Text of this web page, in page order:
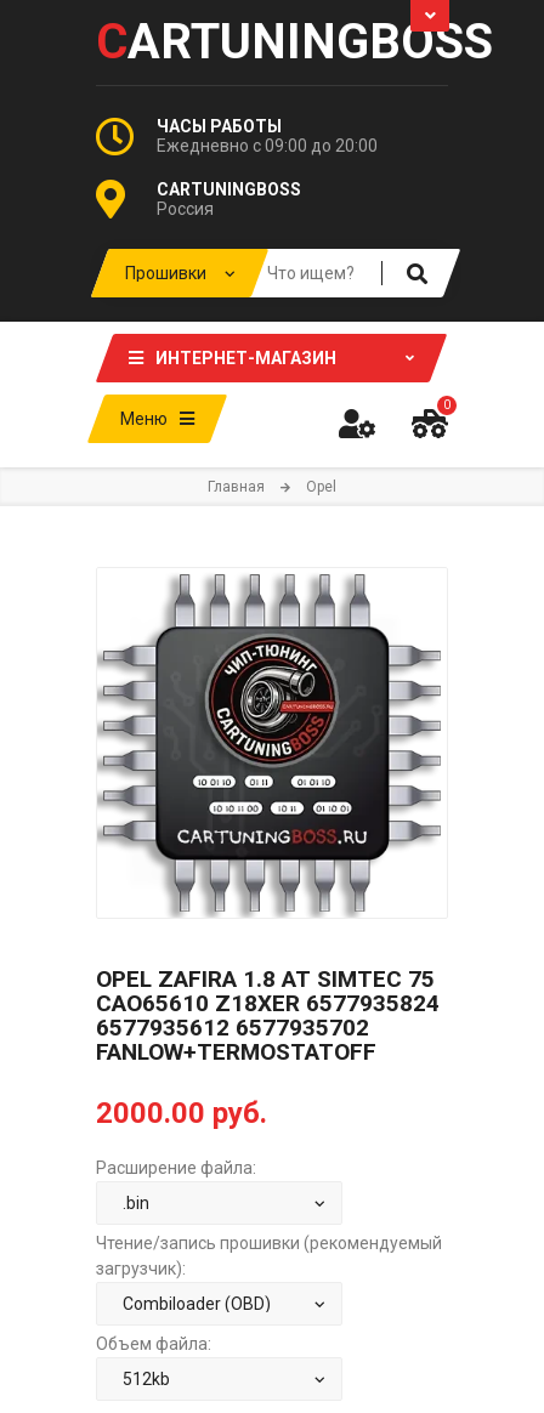
CARTUNINGBOSS
ЧАСЫ РАБОТЫ
Ежедневно с 09:00 до 20:00
CARTUNINGBOSS
Россия
ИНТЕРНЕТ-МАГАЗИН
Меню
0
Главная Opel
OPEL ZAFIRA 1.8 AT SIMTEC 75
CAO65610 Z18XER 6577935824
6577935612 6577935702
FANLOW+TERMOSTATOFF
2000.00 руб.
Расширение файла:
Чтение/запись прошивки (рекомендуемый
загрузчик):
Объем файла: